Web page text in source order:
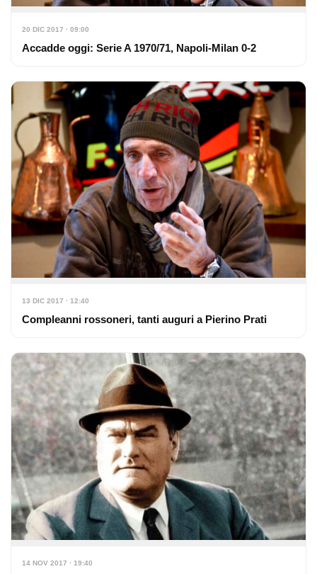
20 DIC 2017 · 09:00
Accadde oggi: Serie A 1970/71, Napoli-Milan 0-2
13 DIC 2017 · 12:40
Compleanni rossoneri, tanti auguri a Pierino Prati
14 NOV 2017 · 19:40